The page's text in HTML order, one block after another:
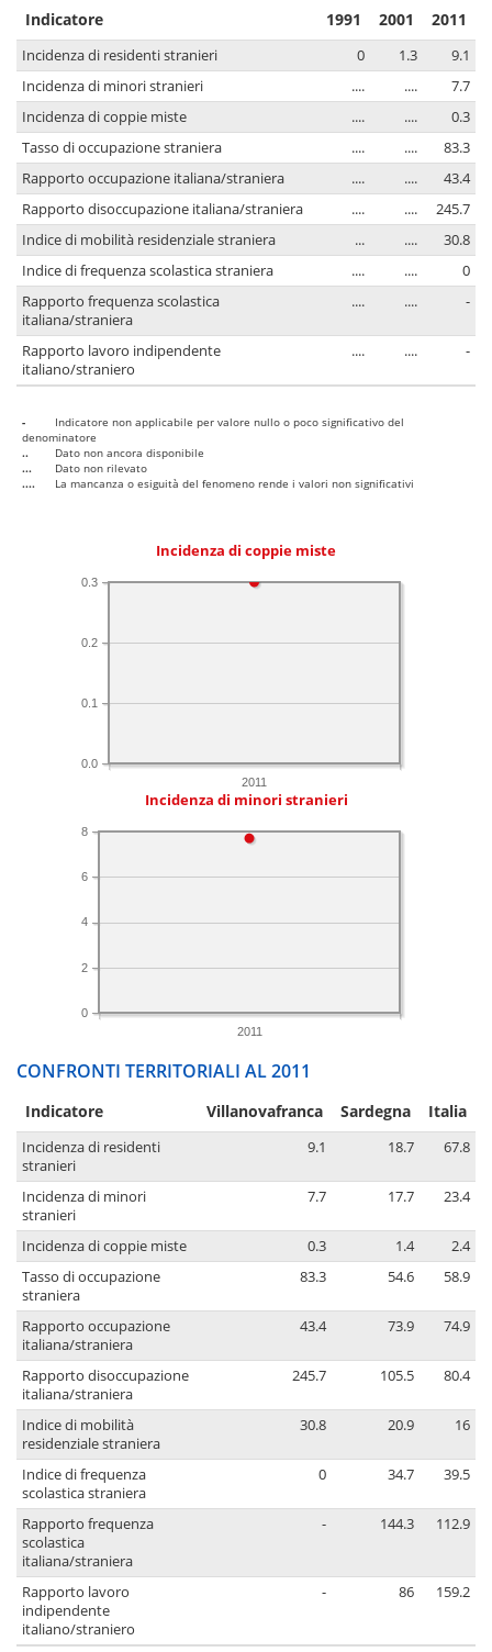
Indicatore 1991 2001 2011
Incidenza di residenti stranieri 0 1.3
9.1
Incidenza di minori stranieri
.... ....
7.7
Incidenza di coppie miste
.... ....
0.3
Tasso di occupazione straniera
.... ....
83.3
Rapporto occupazione italiana/straniera
.... ....
43.4
Rapporto disoccupazione italiana/straniera
.... ....
245.7
Indice di mobilità residenziale straniera
... ....
30.8
Indice di frequenza scolastica straniera
.... ....
0
Rapporto frequenza scolastica
italiana/straniera
.... .... -
Rapporto lavoro indipendente
italiano/straniero
.... .... -
-
Indicatore non applicabile per valore nullo o poco significativo del
denominatore
..
Dato non ancora disponibile
...
Dato non rilevato
....
La mancanza o esiguità del fenomeno rende i valori non significativi
Incidenza di coppie miste
2011
0.0
0.1
0.2
0.3
Incidenza di minori stranieri
2011
0
2
4
6
8
CONFRONTI TERRITORIALI AL 2011
Indicatore Villanovafranca Sardegna Italia
Incidenza di residenti
stranieri
9.1 18.7 67.8
Incidenza di minori
stranieri
7.7 17.7 23.4
Incidenza di coppie miste 0.3 1.4
2.4
Tasso di occupazione
straniera
83.3 54.6 58.9
Rapporto occupazione
italiana/straniera
43.4 73.9 74.9
Rapporto disoccupazione
italiana/straniera
245.7 105.5 80.4
Indice di mobilità
residenziale straniera
30.8 20.9 16
Indice di frequenza
scolastica straniera
0 34.7 39.5
Rapporto frequenza
scolastica
italiana/straniera
- 144.3 112.9
Rapporto lavoro
indipendente
italiano/straniero
- 86 159.2